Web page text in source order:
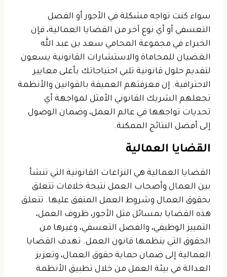
سواء كنت تواجه مشكلة في الأجور أو الفصل
التعسفي أو أي نوع آخر من القضايا العمالية، فإن
الخبراء في مجموعة المحامي سعد بن عبد الله
الغضيان للمحاماة والاستشارات القانونية يسعون
لتقديم حلول قانونية تلبي احتياجاتك بأعلى معايير
الاحترافية. إن معرفتهم العميقة بالقوانين والأنظمة
تجعلهم الشريك القانوني الأمثل لمواجهة أي
تحديات تواجهها في عالم العمل، وضمان الوصول
إلى أفضل النتائج الممكنة.
القضايا العمالية
القضايا العمالية هي النزاعات القانونية التي تنشأ
بين العمال وأصحاب العمل نتيجة خلافات تتعلق
بحقوق العمال وشروط العمل المتفق عليها. تتعلق
هذه القضايا بمسائل مثل الأجور، ظروف العمل،
التمييز الوظيفي، والفصل التعسفي، وغيرها من
الحقوق التي ينظمها قانون العمل. تهدف القضايا
العمالية إلى ضمان حماية حقوق العمال، وتعزيز
العدالة في بيئة العمل من خلال تطبيق الأنظمة